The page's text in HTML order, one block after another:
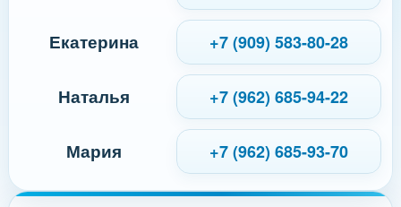
Екатерина +7 (909) 583-80-28
Наталья +7 (962) 685-94-22
Мария +7 (962) 685-93-70